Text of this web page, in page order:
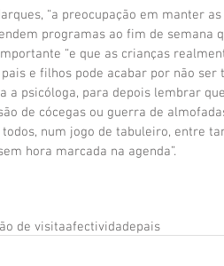
“a preocupação em manter
programas ao fim de semana
“e que as crianças
e filhos pode acabar por não ser
a psicóloga, para depois lembrar
de cócegas ou guerra de
num jogo de tabuleiro, entre
hora marcada na agenda”.
de visitaafectividadepais